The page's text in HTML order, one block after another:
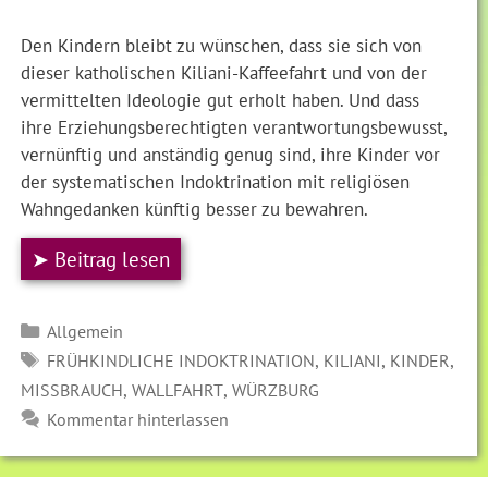
Den Kindern bleibt zu wünschen, dass sie sich von
dieser katholischen Kiliani-Kaffeefahrt und von der
vermittelten Ideologie gut erholt haben. Und dass
ihre Erziehungsberechtigten verantwortungsbewusst,
vernünftig und anständig genug sind, ihre Kinder vor
der systematischen Indoktrination mit religiösen
Wahngedanken künftig besser zu bewahren.
➤ Beitrag lesen
Kategorien
Allgemein
SCHLAGWÖRTER
FRÜHKINDLICHE INDOKTRINATION, KILIANI, KINDER,
MISSBRAUCH,WALLFAHRT,WÜRZBURG
Kommentar hinterlassen